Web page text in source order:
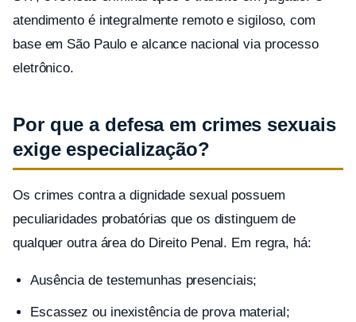
atendimento é integralmente remoto e sigiloso, com
base em São Paulo e alcance nacional via processo
eletrônico.
Por que a defesa em crimes sexuais
exige especialização?
Os crimes contra a dignidade sexual possuem
peculiaridades probatórias que os distinguem de
qualquer outra área do Direito Penal. Em regra, há:
Ausência de testemunhas presenciais;
Escassez ou inexistência de prova material;